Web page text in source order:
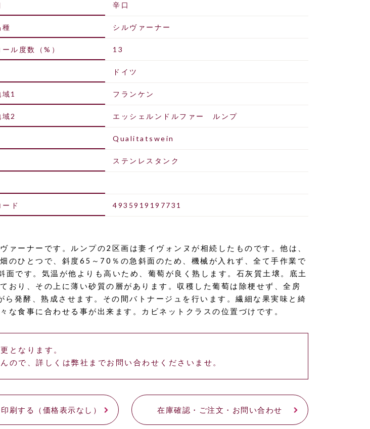
辛口
種 シルヴァーナー
ル度数（%） 13
ドイツ
1 フランケン
域2 エッシェルンドルファー ルンプ
Qualitatswein
ステンレスタンク
ド 4935919197731
ァーナーです。ルンプの2区画は妻イヴォンヌが相続したものです。他は、
のひとつで、斜度65～70％の急斜面のため、機械が入れず、全て手作業で
です。気温が他よりも高いため、葡萄が良く熟します。石灰質土壌。底土
おり、その上に薄い砂質の層があります。収穫した葡萄は除梗せず、全房
発酵、熟成させます。その間バトナージュを行います。繊細な果実味と綺
食事に合わせる事が出来ます。カビネットクラスの位置づけです。
となります。
ので、詳しくは弊社までお問い合わせくださいませ。
刷する（価格表示なし） 在庫確認・ご注文・お問い合わせ